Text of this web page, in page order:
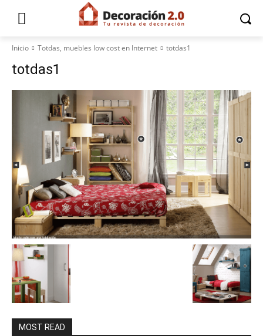
Inicio Totdas, muebles low cost en Internet totdas1
totdas1
MOST READ